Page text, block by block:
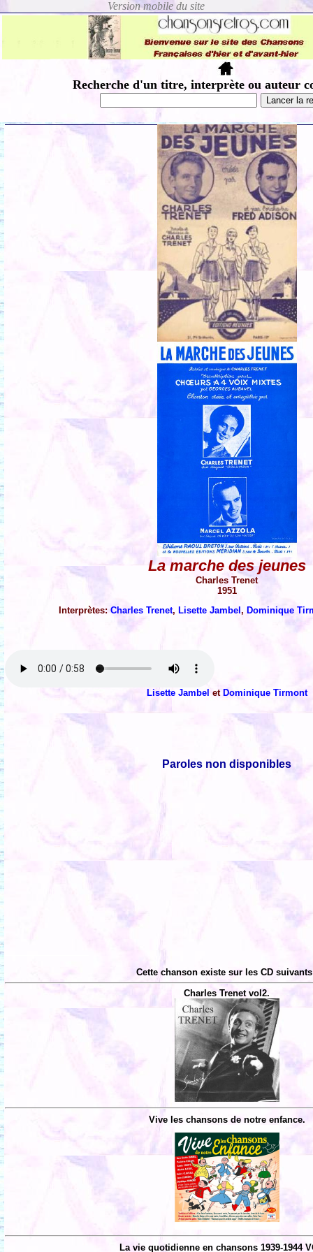
Recherche d'un titre, interprète ou auteur
La marche des jeunes
Charles Trenet
1951
Interprètes: Charles Trenet, Lisette Jambel , Dominique
Lisette Jambel et Dominique Tirmont
Paroles non disponibles
Cette chanson existe sur les CD
Charles Trenet vol2.
Vive les chansons de notre enfance.
La vie quotidienne en chansons 1939-1944